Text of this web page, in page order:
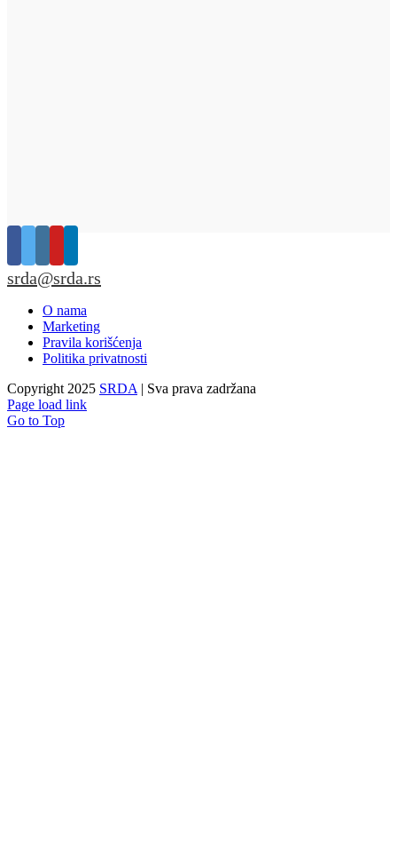
srda@srda.rs
O nama
Marketing
Pravila korišćenja
Politika privatnosti
Copyright 2025 SRDA | Sva prava zadržana
Page load link
Go to Top